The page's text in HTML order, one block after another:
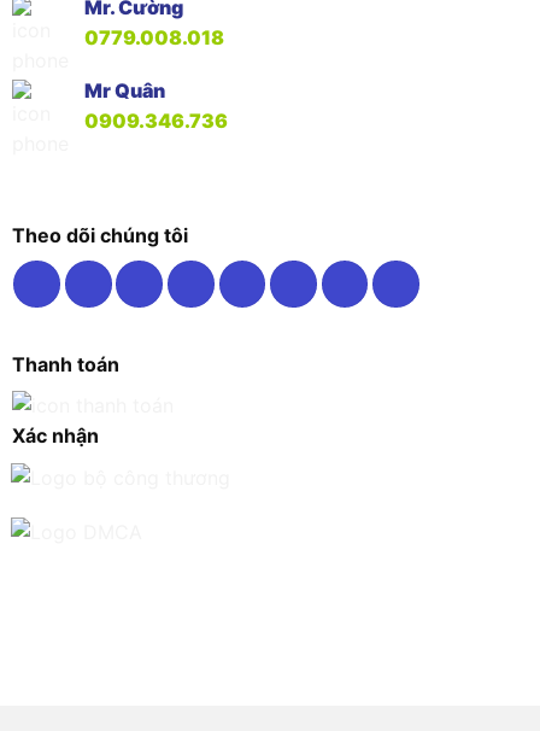
Mr. Cường
0779.008.018
Mr Quân
0909.346.736
Theo dõi chúng tôi
Thanh toán
Xác nhận